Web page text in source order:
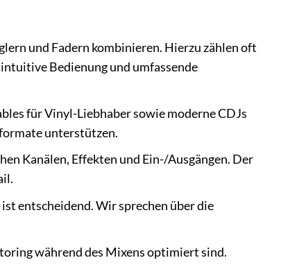
und Fadern kombinieren. Hierzu zählen oft
Bedienung und umfassende
für Vinyl-Liebhaber sowie moderne CDJs
unterstützen.
Kanälen, Effekten und Ein-/Ausgängen. Der
entscheidend. Wir sprechen über die
während des Mixens optimiert sind.